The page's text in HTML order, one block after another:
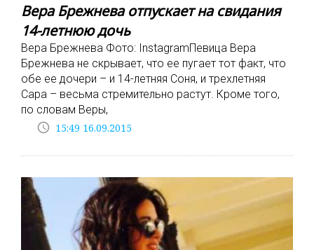
Вера Брежнева отпускает на свидания
14-летнюю дочь
Вера Брежнева Фото: InstagramПевица Вера
Брежнева не скрывает, что ее пугает тот факт, что
обе ее дочери – и 14-летняя Соня, и трехлетняя
Сара – весьма стремительно растут. Кроме того,
по словам Веры,
access_time 15:49 16.09.2015